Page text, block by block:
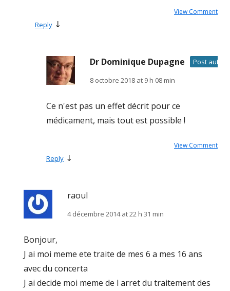
View Comment
Reply ↓
Dr Dominique Dupagne
Post author
8 octobre 2018 at 9 h 08 min
Ce n'est pas un effet décrit pour ce
médicament, mais tout est possible !
View Comment
Reply ↓
raoul
4 décembre 2014 at 22 h 31 min
Bonjour,
J ai moi meme ete traite de mes 6 a mes 16 ans
avec du concerta
J ai decide moi meme de l arret du traitement des